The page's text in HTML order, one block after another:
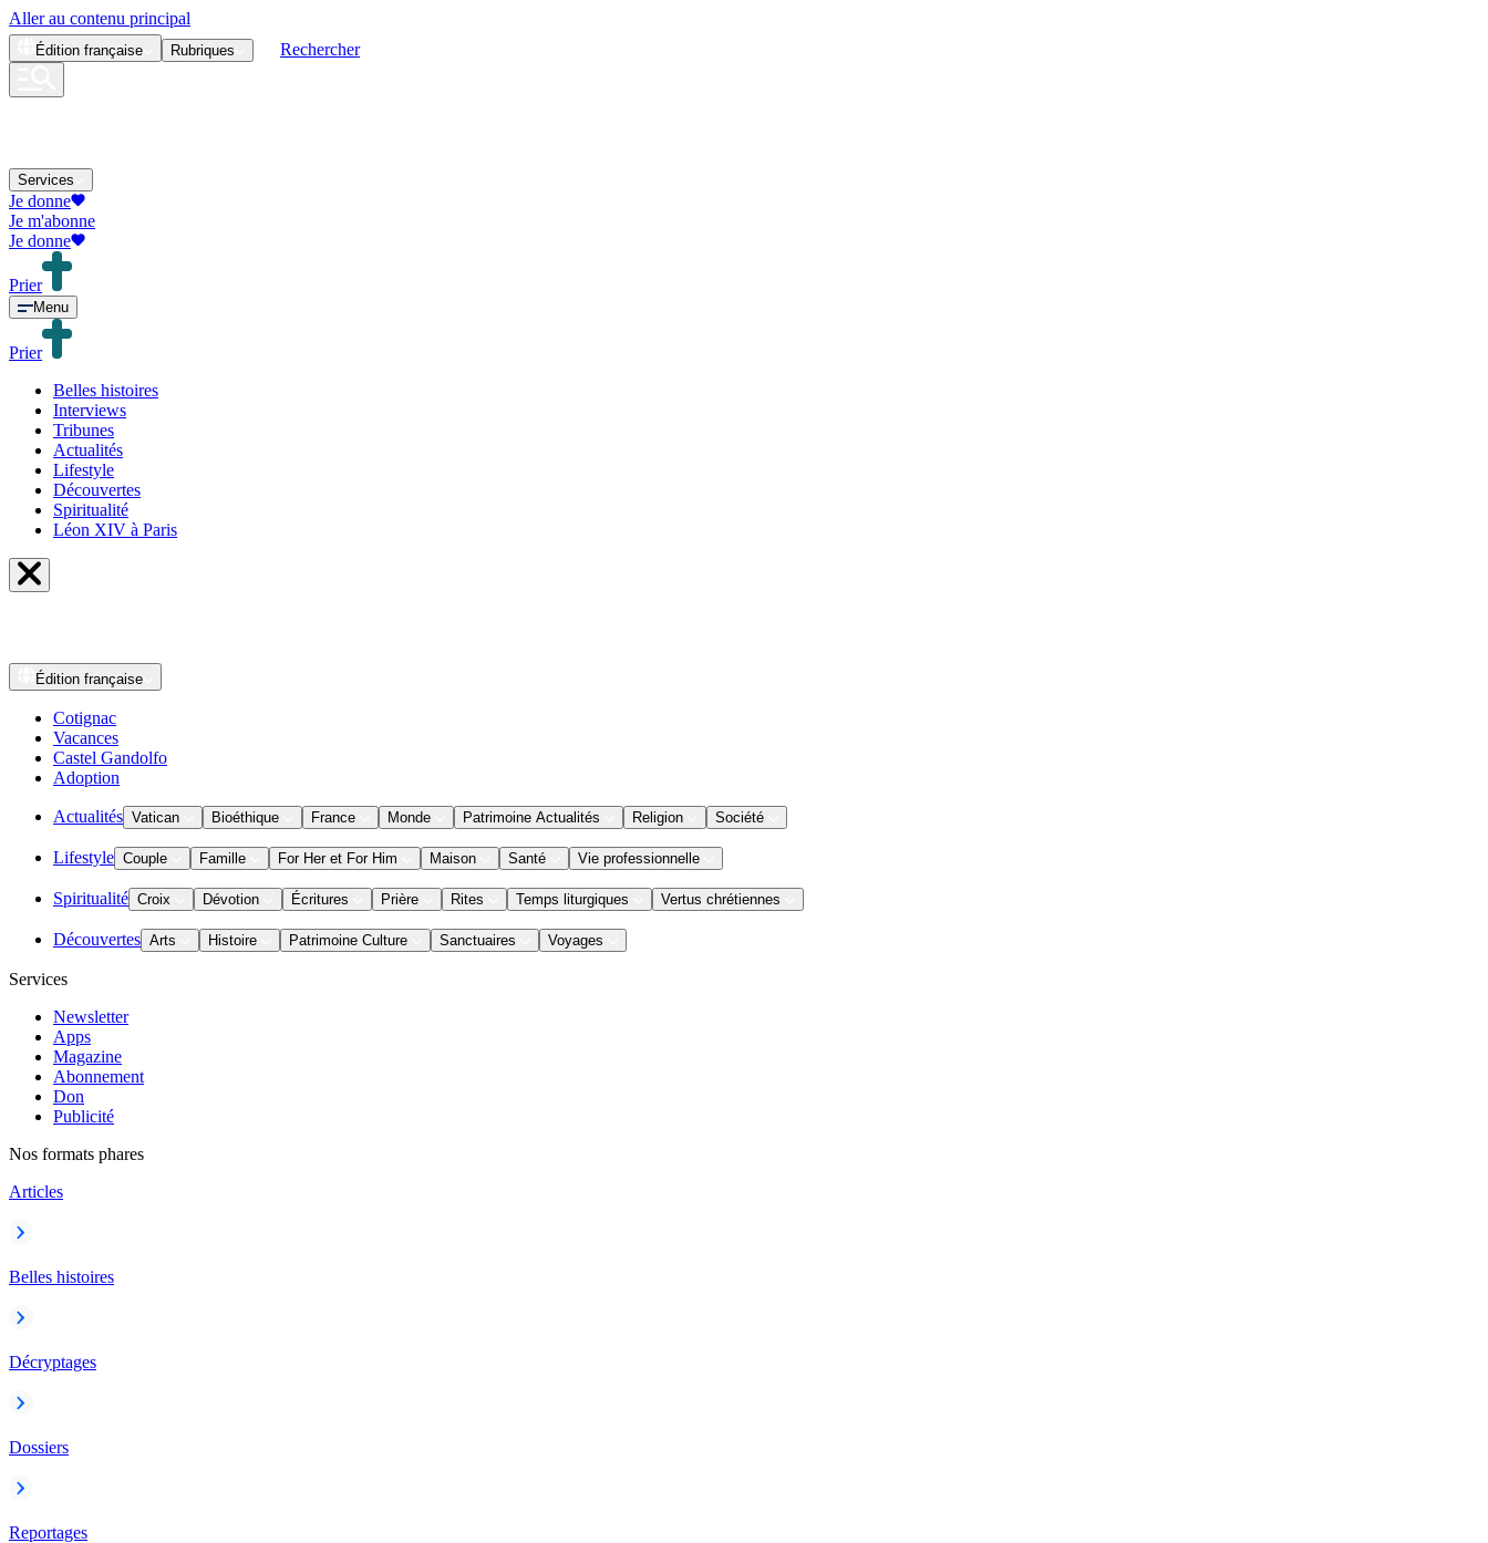
Aller au contenu principal
Édition française Rubriques Rechercher
Services
Je donne
Je m'abonne
Je donne
Prier
Menu
Prier
Belles histoires
Interviews
Tribunes
Actualités
Lifestyle
Découvertes
Spiritualité
Léon XIV à Paris
Édition française
Cotignac
Vacances
Castel Gandolfo
Adoption
Actualités Vatican Bioéthique France Monde Patrimoine Actualités Religion Société
Lifestyle Couple Famille For Her et For Him Maison Santé Vie professionnelle
Spiritualité Croix Dévotion Écritures Prière Rites Temps liturgiques Vertus chrétiennes
Découvertes Arts Histoire Patrimoine Culture Sanctuaires Voyages
Services
Newsletter
Apps
Magazine
Abonnement
Don
Publicité
Nos formats phares
Articles
Belles histoires
Décryptages
Dossiers
Reportages